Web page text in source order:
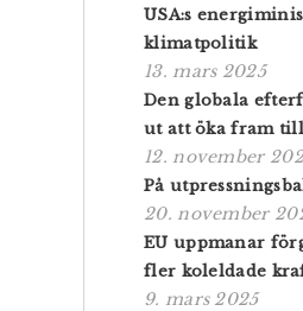
USA:s
klimatpolitik
13. mars 2025
Den globala
ut att öka fram till
12. november
På
20. november
EU uppmanar
fler koleldade
9. mars 2025